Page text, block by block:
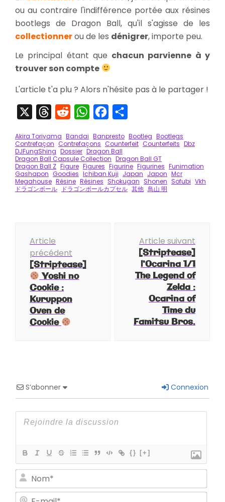
ou au contraire l'indifférence portée aux résines
bootlegs de Dragon Ball, qu'il s'agisse de les
collectionnerou de les dénigrer, importe peu.
Le principal étant que chacun parvienne à y
trouver son compte
L'article t'a plu ? Alors n'hésite pas à le partager !
ThreadsRedditWhatsAppFacebook
Akira Toriyama Bandai Banpresto Bootleg Bootlegs
Contrefaçon Contrefaçons Counterfeit Counterfeits Dbz
DJFungShing Dossier Dragon Ball
Dragon Ball Capsule Collection Dragon Ball GT
Dragon Ball Z Figure Figures Figurine Figurines Funimation
Gashapon Goodies Ichiban Kuji Japan Japon Mcr
Megahouse Résine Résines Shokugan Shonen Sofubi Vkh
ドラゴンボール
ドラゴンボールカプセル 其他 鳥山 明
d'article
Article
précédent
[Striptease]
Yoshi no
Cookie :
Kuruppon
Oven de
Cookie
Article suivant
[Striptease]
l’Ocarina 1/1
The Legend of
Zelda :
Ocarina of
Time du
Famitsu Bros.
S’abonner Connexion
{} [+]